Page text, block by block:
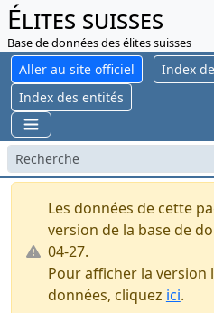
Élites suisses
Base de données des élites suisses
Aller au site officiel
Index
Index des entités
Les données de cette
version de la base de
04-27.
Pour afficher la version
données, cliquez ici.